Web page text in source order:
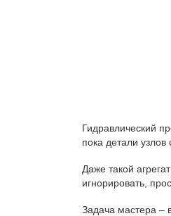
Гидравлический
пока детали
Даже такой
игнорировать,
Задача мастера –